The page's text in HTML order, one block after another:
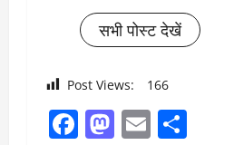
सभी पोस्ट देखें
Post Views: 166
Facebook
Mastodon
Email